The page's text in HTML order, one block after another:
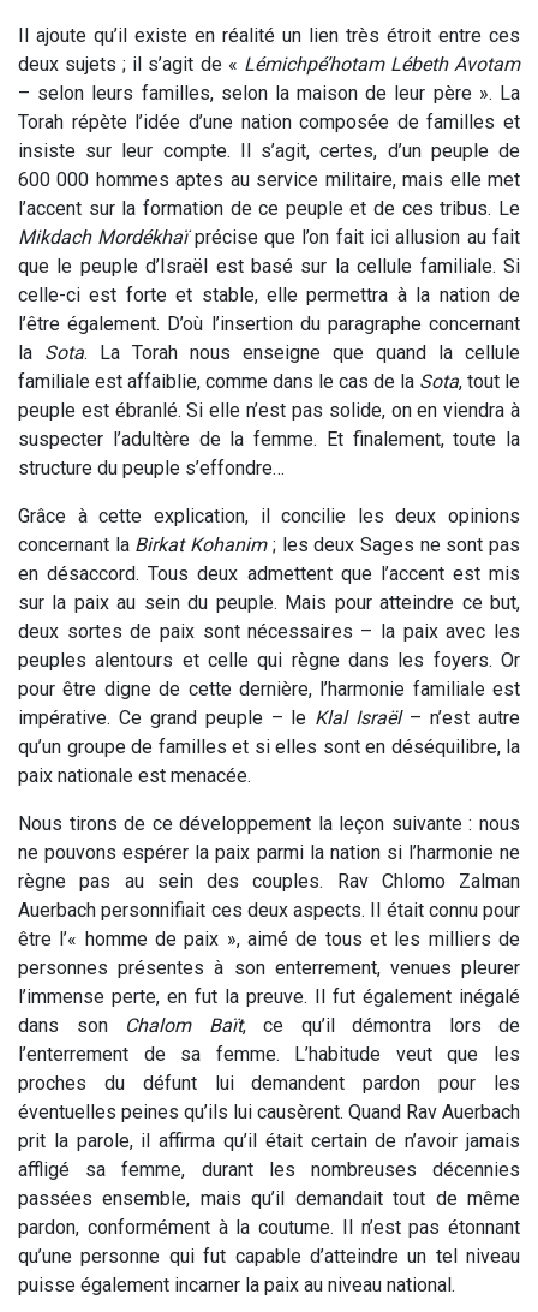
Il ajoute qu’il existe en réalité un lien très étroit entre ces
deux sujets ; il s’agit de « Lémichpé’hotam Lébeth Avotam
– selon leurs familles, selon la maison de leur père ». La
Torah répète l’idée d’une nation composée de familles et
insiste sur leur compte. Il s’agit, certes, d’un peuple de
600 000 hommes aptes au service militaire, mais elle met
l’accent sur la formation de ce peuple et de ces tribus. Le
Mikdach Mordékhaïprécise que l’on fait ici allusion au fait
que le peuple d’Israël est basé sur la cellule familiale. Si
celle-ci est forte et stable, elle permettra à la nation de
l’être également. D’où l’insertion du paragraphe concernant
la Sota. La Torah nous enseigne que quand la cellule
familiale est affaiblie, comme dans le cas de la Sota, tout le
peuple est ébranlé. Si elle n’est pas solide, on en viendra à
suspecter l’adultère de la femme. Et finalement, toute la
structure du peuple s’effondre…
Grâce à cette explication, il concilie les deux opinions
concernant la Birkat Kohanim; les deux Sages ne sont pas
en désaccord. Tous deux admettent que l’accent est mis
sur la paix au sein du peuple. Mais pour atteindre ce but,
deux sortes de paix sont nécessaires – la paix avec les
peuples alentours et celle qui règne dans les foyers. Or
pour être digne de cette dernière, l’harmonie familiale est
impérative. Ce grand peuple – le Klal Israël– n’est autre
qu’un groupe de familles et si elles sont en déséquilibre, la
paix nationale est menacée.
Nous tirons de ce développement la leçon suivante : nous
ne pouvons espérer la paix parmi la nation si l’harmonie ne
règne pas au sein des couples. Rav Chlomo Zalman
Auerbach personnifiait ces deux aspects. Il était connu pour
être l’« homme de paix », aimé de tous et les milliers de
personnes présentes à son enterrement, venues pleurer
l’immense perte, en fut la preuve. Il fut également inégalé
dans son
Chalom Baït, ce qu’il démontra lors de
l’enterrement de sa femme. L’habitude veut que les
proches du défunt lui demandent pardon pour les
éventuelles peines qu’ils lui causèrent. Quand Rav Auerbach
prit la parole, il affirma qu’il était certain de n’avoir jamais
affligé sa femme, durant les nombreuses décennies
passées ensemble, mais qu’il demandait tout de même
pardon, conformément à la coutume. Il n’est pas étonnant
qu’une personne qui fut capable d’atteindre un tel niveau
puisse également incarner la paix au niveau national.